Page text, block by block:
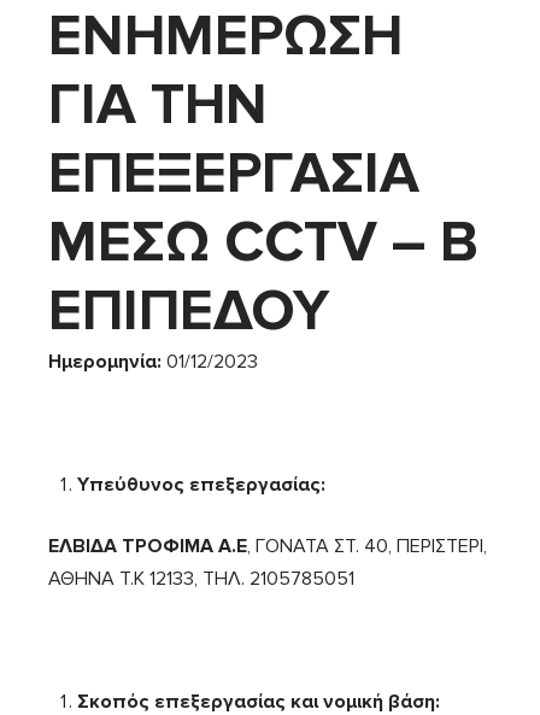
ΕΝΗΜΕΡΩΣΗ
ΓΙΑ ΤΗΝ
ΕΠΕΞΕΡΓΑΣΙΑ
ΜΕΣΩ CCTV – Β
ΕΠΙΠΕΔΟΥ
Ημερομηνία: 01/12/2023
Υπεύθυνος επεξεργασίας:
ΕΛΒΙΔΑ ΤΡΟΦΙΜΑ Α.Ε, ΓΟΝΑΤΑ ΣΤ. 40, ΠΕΡΙΣΤΕΡΙ,
ΑΘΗΝΑ Τ.Κ 12133, ΤΗΛ. 2105785051
Σκοπός επεξεργασίας και νομική βάση: